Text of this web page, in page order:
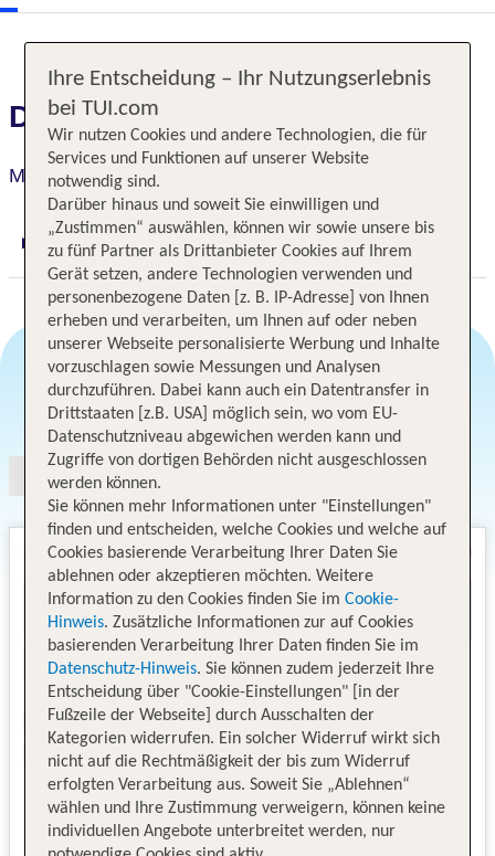
Das erwartet Sie
Mercure Hotel Wiesbaden City
Digitaler und telefonischer 24/7 TUI Service
Angebotsauswahl
Ihre Entscheidung – Ihr Nutzungserlebnis
bei TUI.com
Wir nutzen Cookies und andere Technologien, die für
Services und Funktionen auf unserer Website
notwendig sind.
Darüber hinaus und soweit Sie einwilligen und
„Zustimmen“ auswählen, können wir sowie unsere bis
zu fünf Partner als Drittanbieter Cookies auf Ihrem
Gerät setzen, andere Technologien verwenden und
personenbezogene Daten [z. B. IP-Adresse] von Ihnen
erheben und verarbeiten, um Ihnen auf oder neben
unserer Webseite personalisierte Werbung und Inhalte
vorzuschlagen sowie Messungen und Analysen
durchzuführen. Dabei kann auch ein Datentransfer in
Drittstaaten [z.B. USA] möglich sein, wo vom EU-
Datenschutzniveau abgewichen werden kann und
Zugriffe von dortigen Behörden nicht ausgeschlossen
werden können.
Sie können mehr Informationen unter "Einstellungen"
finden und entscheiden, welche Cookies und welche auf
Cookies basierende Verarbeitung Ihrer Daten Sie
ablehnen oder akzeptieren möchten. Weitere
Information zu den Cookies finden Sie im Cookie-
Hinweis. Zusätzliche Informationen zur auf Cookies
basierenden Verarbeitung Ihrer Daten finden Sie im
Datenschutz-Hinweis. Sie können zudem jederzeit Ihre
Entscheidung über "Cookie-Einstellungen" [in der
Fußzeile der Webseite] durch Ausschalten der
Kategorien widerrufen. Ein solcher Widerruf wirkt sich
nicht auf die Rechtmäßigkeit der bis zum Widerruf
erfolgten Verarbeitung aus. Soweit Sie „Ablehnen“
wählen und Ihre Zustimmung verweigern, können keine
individuellen Angebote unterbreitet werden, nur